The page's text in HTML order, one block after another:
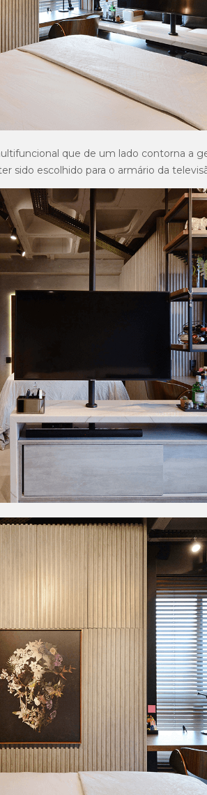
que de um lado contorna a
sido escolhido para o armário da